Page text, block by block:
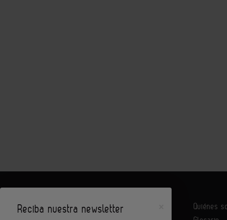
Quiénes
Reciba nuestra newsletter